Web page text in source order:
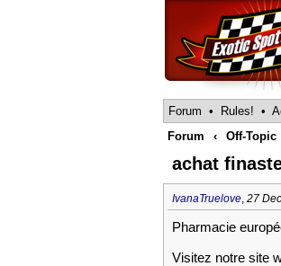
Forum • Rules! •
Forum
‹ Off-Topic
achat
IvanaTruelove, 27
Pharmacie
Visitez notre site